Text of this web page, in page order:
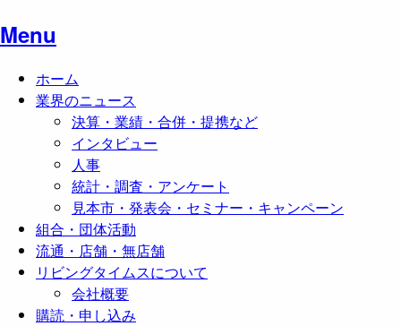
Menu
ホーム
業界のニュース
決算・業績・合併・提携など
インタビュー
人事
統計・調査・アンケート
見本市・発表会・セミナー・キャンペーン
組合・団体活動
流通・店舗・無店舗
リビングタイムスについて
会社概要
購読・申し込み